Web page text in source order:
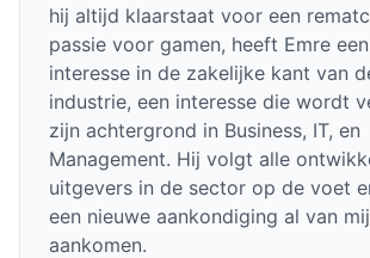
hij altijd klaarstaat voor een
passie voor gamen, heeft Emre
interesse in de zakelijke kant van
industrie, een interesse die wordt
zijn achtergrond in Business, IT, en
Management. Hij volgt alle
uitgevers in de sector op de voet
een nieuwe aankondiging al van
aankomen.